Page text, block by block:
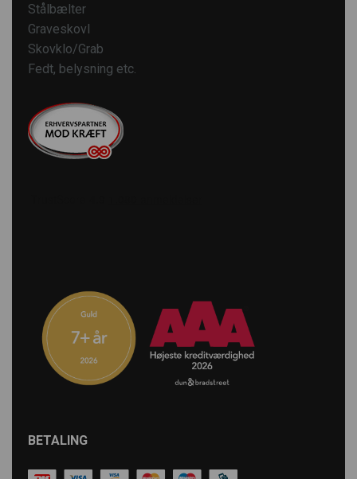
Stålbælter
Graveskovl
Skovklo/Grab
Fedt, belysning etc.
BETALING